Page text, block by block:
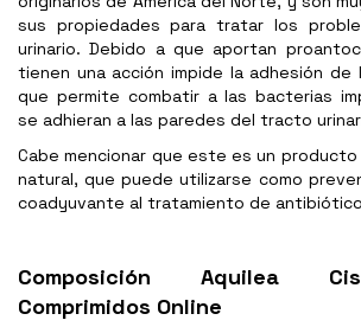
sus propiedades para tratar los
urinario. Debido a que aportan
tienen una acción impide la adhesión de
que permite combatir a las bacterias
se adhieran a las paredes del tracto
Cabe mencionar que este es un
natural, que puede utilizarse como
coadyuvante al tratamiento de
Composición Aquilea
Comprimidos Online